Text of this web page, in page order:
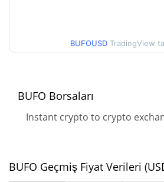
May 13, 2026 (2 ay önce)
Ağu 3, 2026 (5 gün önce)
BUFOUSD TradingView
BUFO Borsaları
Instant crypto to crypto
BUFO Geçmiş Fiyat Verileri